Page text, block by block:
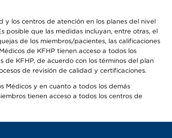
y los centros de atención en los planes del nivel
posible que las medidas incluyan, entre otras, el
de los miembros/pacientes, las calificaciones
de KFHP tienen acceso a todos los
KFHP, de acuerdo con los términos del plan
de revisión de calidad y certificaciones.
Médicos y en cuanto a todos los demás
tienen acceso a todos los centros de